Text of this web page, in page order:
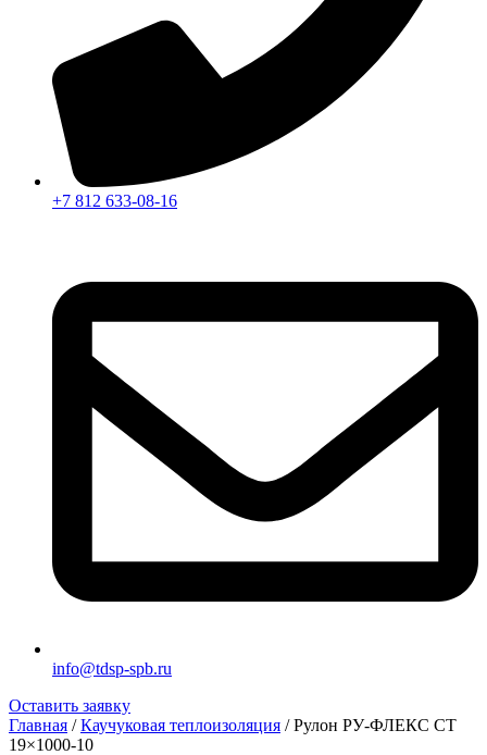
+7 812 633-08-16
info@tdsp-spb.ru
Оставить заявку
Главная /Каучуковая теплоизоляция / Рулон РУ-ФЛЕКС СТ
19×1000-10